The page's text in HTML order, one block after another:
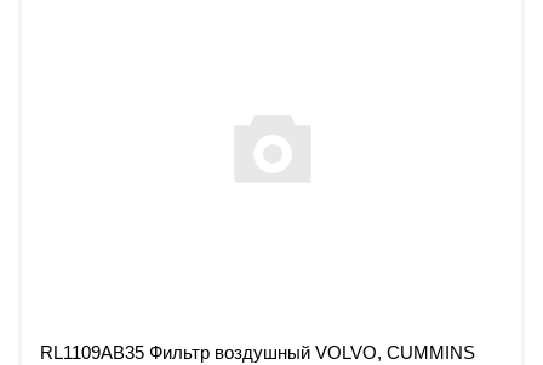
RL1109AB35 Фильтр воздушный VOLVO, CUMMINS